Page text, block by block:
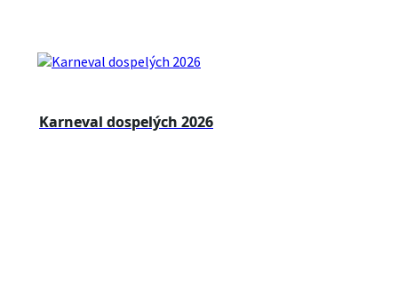
Karneval dospelých 2026